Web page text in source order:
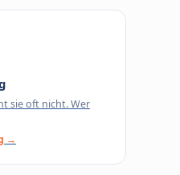
sie oft nicht. Wer
→